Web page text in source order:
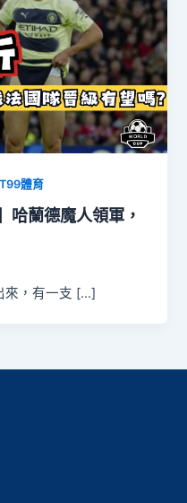
體育
哈蘭德魔人領軍，
來，有一支 […]